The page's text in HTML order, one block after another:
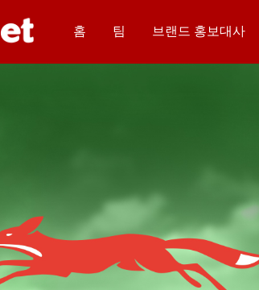
홈 팀 브랜드 홍보대사